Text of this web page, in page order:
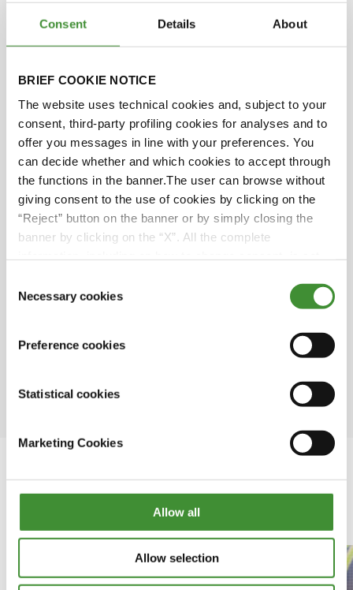
Consent Details About
BRIEF COOKIE NOTICE
The website uses technical cookies and, subject to your
consent, third-party profiling cookies for analyses and to
offer you messages in line with your preferences. You
can decide whether and which cookies to accept through
the functions in the banner.The user can browse without
giving consent to the use of cookies by clicking on the
“Reject” button on the banner or by simply closing the
banner by clicking on the “X”. All the complete
Selection
Necessary cookies
Preference cookies
Statistical cookies
Marketing Cookies
Allow all
Allow selection
Asad Sarwar Qureshi
Adriano Battilani
Wussten Sie?
Obwohl nur 20 % des weltweiten Ackerlandes
bewässert werden, werden hier 40 % der
weltweiten Nahrungsmittelversorgung
produziert.
In Indien wird fast ein Fünftel des gesamten
zur Bewässerung verwendet.
weltweiten Süßwassers. Dieser Sektor
In dieser Serie